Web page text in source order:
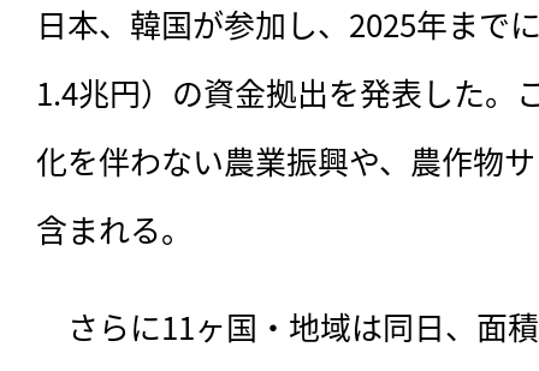
日本、韓国が参加し、2025年まで
1.4兆円）の資金拠出を発表した。
化を伴わない農業振興や、農作物
含まれる。
さらに11ヶ国・地域は同日、面